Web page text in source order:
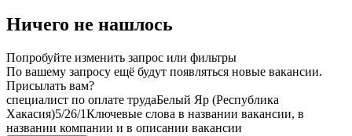
Ничего не нашлось
Попробуйте изменить запрос или фильтры
По вашему запросу ещё будут появляться новые вакансии.
Присылать вам?
специалист по оплате трудаБелый Яр (Республика
Хакасия)5/26/1Ключевые слова в названии вакансии, в
названии компании и в описании вакансии